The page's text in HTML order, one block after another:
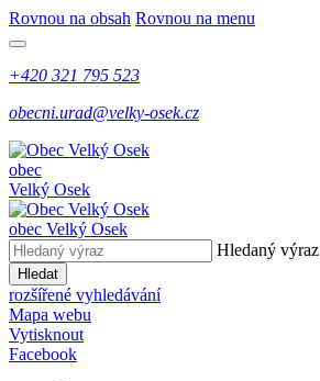
Rovnou na obsah Rovnou na menu
+420 321 795 523
obecni.urad@velky-osek.cz
obec
Velký Osek
obec Velký Osek
Hledaný výraz
Hledat
rozšířené vyhledávání
Mapa webu
Vytisknout
Facebook